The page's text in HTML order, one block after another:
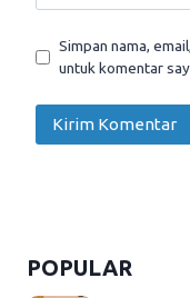
Simpan nama,
untuk komentar
POPULAR